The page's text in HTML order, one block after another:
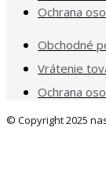
Ochrana
Obchodné
Vrátenie
Ochrana
© Copyright 2025